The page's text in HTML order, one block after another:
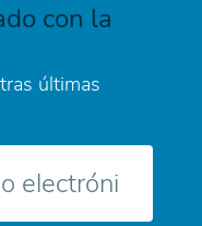
con la
últimas